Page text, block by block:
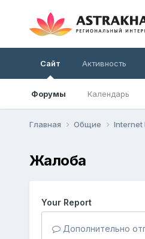
Сайт
Форумы Календарь
Активность
Главная Общие Internet
Жалоба
Your Report
Дополнительно